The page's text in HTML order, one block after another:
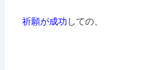
祈願が成功 しての、